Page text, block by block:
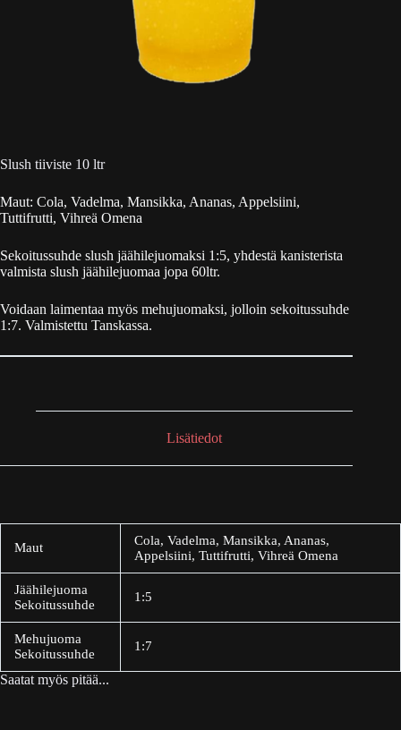
Slush tiiviste 10 ltr
Maut: Cola, Vadelma, Mansikka, Ananas, Appelsiini,
Tuttifrutti, Vihreä Omena
Sekoitussuhde slush jäähilejuomaksi 1:5, yhdestä kanisterista
valmista slush jäähilejuomaa jopa 60ltr.
Voidaan laimentaa myös mehujuomaksi, jolloin sekoitussuhde
1:7. Valmistettu Tanskassa.
Lisätiedot
Maut
Cola, Vadelma, Mansikka, Ananas,
Appelsiini, Tuttifrutti, Vihreä Omena
Jäähilejuoma
Sekoitussuhde
1:5
Mehujuoma
Sekoitussuhde
1:7
Saatat myös pitää...